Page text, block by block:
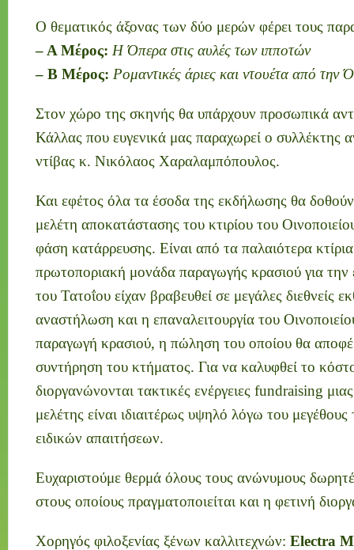
Ο θεματικός άξονας των δύο μερών φέρει τους
– Α Μέρος: Η Όπερα στις αυλές των ιπποτών
– Β Μέρος: Ρομαντικές άριες και ντουέτα από την
Στον χώρο της σκηνής θα υπάρχουν προσωπικά
Κάλλας που ευγενικά μας παραχωρεί ο συλλέκτης
ντίβας κ. Νικόλαος Χαραλαμπόπουλος.
Και εφέτος όλα τα έσοδα της εκδήλωσης θα δοθούν
μελέτη αποκατάστασης του κτιρίου του
φάση κατάρρευσης. Είναι από τα παλαιότερα
πρωτοποριακή μονάδα παραγωγής κρασιού για
του Τατοΐου είχαν βραβευθεί σε μεγάλες διεθνείς
αναστήλωση και η επαναλειτουργία του
παραγωγή κρασιού, η πώληση του οποίου θα
συντήρηση του κτήματος. Για να καλυφθεί το
διοργανώνονται τακτικές ενέργειες fundraising
μελέτης είναι ιδιαιτέρως υψηλό λόγω του μεγέθους
ειδικών απαιτήσεων.
Ευχαριστούμε θερμά όλους τους ανώνυμους
στους οποίους πραγματοποιείται και η φετινή
Χορηγός φιλοξενίας ξένων καλλιτεχνών: Electra